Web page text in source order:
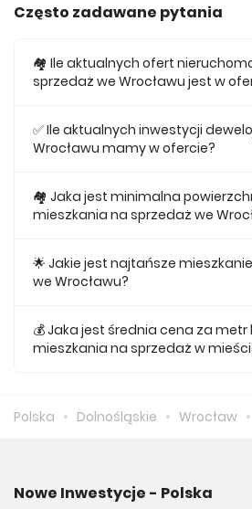
Często zadawane pytania
🏘️ Ile aktualnych ofert
sprzedaż we Wrocławu jest w
we Wrocławu.
✅ Ile aktualnych inwestycji
Wrocławu mamy w ofercie?
deweloperskich we Wrocławu.
🏘 Jaka jest minimalna
mieszkania na sprzedaż we
Wrocławu jest 25,14.
🌟 Jakie jest najtańsze
we Wrocławu?
ofercie kosztuje 448 812 zł.
💰 Jaka jest średnia cena za
mieszkania na sprzedaż w
Polska Dolnośląskie Wrocław
Nowe Inwestycje - Polska